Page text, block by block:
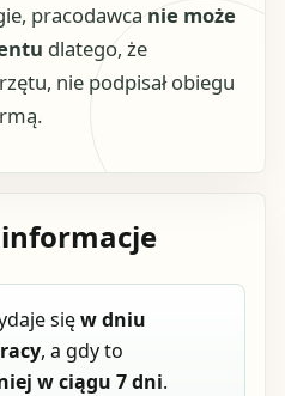
pracodawcanie może
dlatego, że
nie podpisał obiegu
sięw dniu
, a gdy to
w ciągu 7 dni.